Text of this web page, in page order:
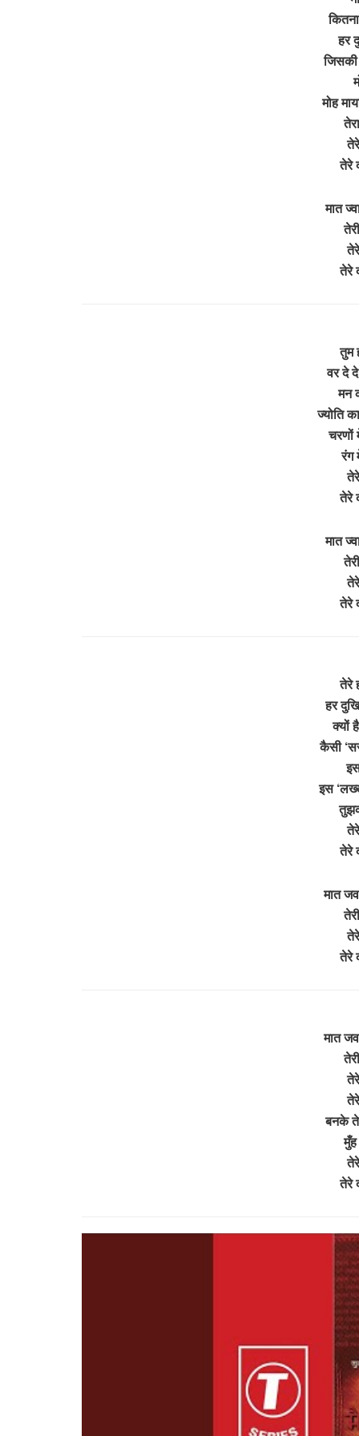
हर
जिसकी
मोह
तेरे
मात
तेरे
तुम
वर दे
मन
ज्योति
चरणों
रंग
तेरे
मात
तेरे
तेरे
हर
क्यों
कैसी
इस
तेरे
मात
तेरे
मात
बनके
मुँह
तेरे